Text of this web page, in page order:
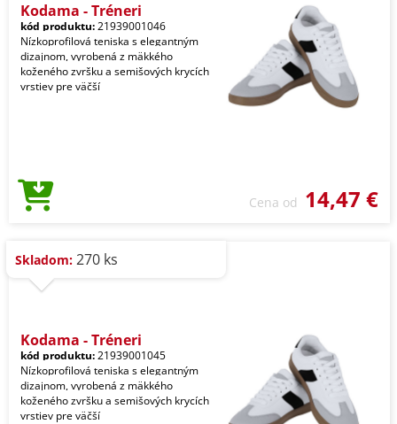
Kodama - Tréneri
kód produktu:21939001046
Nízkoprofilová teniska s elegantným
dizajnom, vyrobená z mäkkého
koženého zvršku a semišových krycích
vrstiev pre väčší
Cena od 14,47 €
Skladom: 270 ks
Kodama - Tréneri
kód produktu:21939001045
Nízkoprofilová teniska s elegantným
dizajnom, vyrobená z mäkkého
koženého zvršku a semišových krycích
vrstiev pre väčší